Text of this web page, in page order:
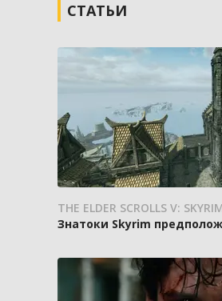
СТАТЬИ
THE ELDER SCROLLS V:
Знатоки Skyrim